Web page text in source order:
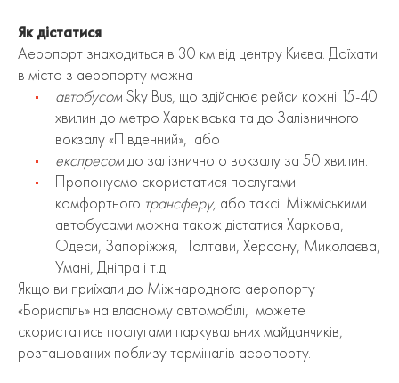
Як дістатися
Аеропорт знаходиться в 30 км від центру Києва. Доїхати
в місто з аеропорту можна
автобусом Sky Bus, що здійснює рейси кожні 15-40
хвилин до метро Харьківська та до Залізничного
вокзалу «Південний», або
експресомдо залізничного вокзалу за 50 хвилин.
Пропонуємо скористатися послугами
комфортного трансферу, або таксі. Міжміськими
автобусами можна також дістатися Харкова,
Одеси, Запоріжжя, Полтави, Херсону, Миколаєва,
Умані, Дніпра і т.д.
Якщо ви приїхали до Міжнародного аеропорту
«Бориспіль» на власному автомобілі, можете
скористатись послугами паркувальних майданчиків,
розташованих поблизу терміналів аеропорту.